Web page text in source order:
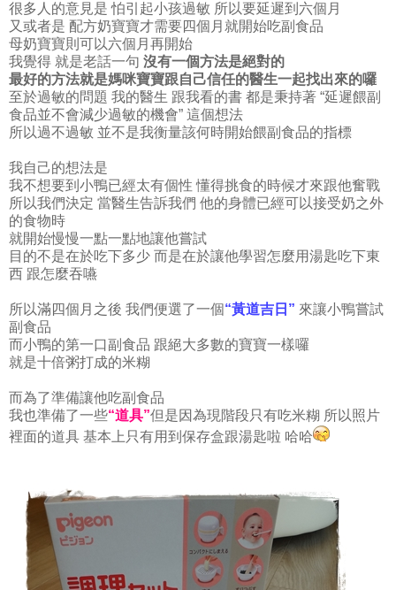
很多人的意見是 怕引起小孩過敏 所以要延遲到六個月
又或者是 配方奶寶寶才需要四個月就開始吃副食品
母奶寶寶則可以六個月再開始
我覺得 就是老話一句 沒有一個方法是絕對的
最好的方法就是媽咪寶寶跟自己信任的醫生一起找出來的囉
至於過敏的問題 我的醫生 跟我看的書 都是秉持著 “延遲餵副
食品並不會減少過敏的機會” 這個想法
所以過不過敏 並不是我衡量該何時開始餵副食品的指標
我自己的想法是
我不想要到小鴨已經太有個性 懂得挑食的時候才來跟他奮戰
所以我們決定 當醫生告訴我們 他的身體已經可以接受奶之外
的食物時
就開始慢慢一點一點地讓他嘗試
目的不是在於吃下多少 而是在於讓他學習怎麼用湯匙吃下東
西 跟怎麼吞嚥
所以滿四個月之後 我們便選了一個 “黃道吉日” 來讓小鴨嘗試
副食品
而小鴨的第一口副食品 跟絕大多數的寶寶一樣囉
就是十倍粥打成的米糊
而為了準備讓他吃副食品
我也準備了一些“道具”但是因為現階段只有吃米糊 所以照片
裡面的道具 基本上只有用到保存盒跟湯匙啦 哈哈